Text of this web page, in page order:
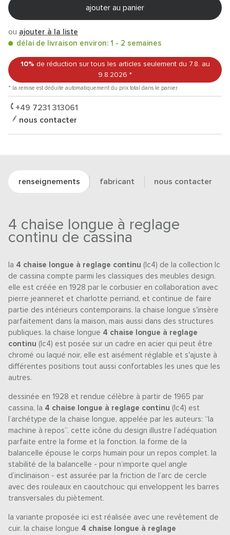
ajouter au panier
ou ajouter à la liste
délai de livraison environ: 1 - 2 semaines
10% de réduction sur tous les articles seulement du 7.8. au
9.8.2026 *
* la remise est déduite automatiquement du prix total dans le panier.
+49 7231 313061
nous contacter
renseignements fabricant nous contacter
4 chaise longue à reglage
continu de cassina
la 4 chaise longue à reglage continu (lc4) de la collection lc
de cassina compte parmi les classiques des meubles design.
elle est créée en 1928 par le corbusier en collaboration avec
pierre jeanneret et charlotte perriand, et continue de faire
partie des intérieurs contemporains. la chaise longue s'insère
parfaitement dans la maison, mais aussi dans des structures
publiques. la chaise longue 4 chaise longue à reglage
continu (lc4) est posée sur un cadre en acier qui peut être
chromé ou laqué noir, elle est aisément réglable et s'ajuste à
différentes positions tout aussi confortables les unes que les
autres.
dessinée en 1928 et rendue célèbre à partir de 1965 par
cassina, la 4 chaise longue à reglage continu (lc4) est
l’archétype de la chaise longue, appelée par les auteurs: “la
machine à repos”. cette icône du design illustre l’adéquation
parfaite entre la forme et la fonction. la forme de la
balancelle épouse le corps humain pour un repos complet. la
stabilité de la balancelle - pour n’importe quel angle
d’inclinaison - est assurée par la friction de l’arc de cercle
avec des rouleaux en caoutchouc qui enveloppent les barres
transversales du piètement.
la variante proposée ici est réalisée avec une revêtement de
cuir. la chaise longue 4 chaise longue à reglage